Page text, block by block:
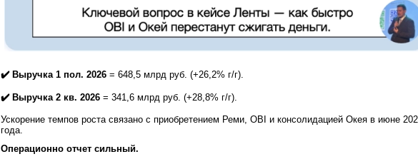
✔️ Выручка 1 пол. 2026 = 648,5 млрд руб. (+26,2% г/г).
✔️ Выручка 2 кв. 2026 = 341,6 млрд руб. (+28,8% г/г).
Ускорение темпов роста связано с приобретением Реми, OBI и консолидацией Окея в июне
года.
Операционно отчет сильный.